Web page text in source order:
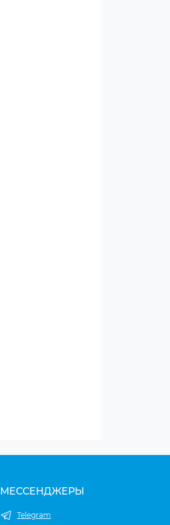
МЕССЕНДЖЕРЫ
Telegram